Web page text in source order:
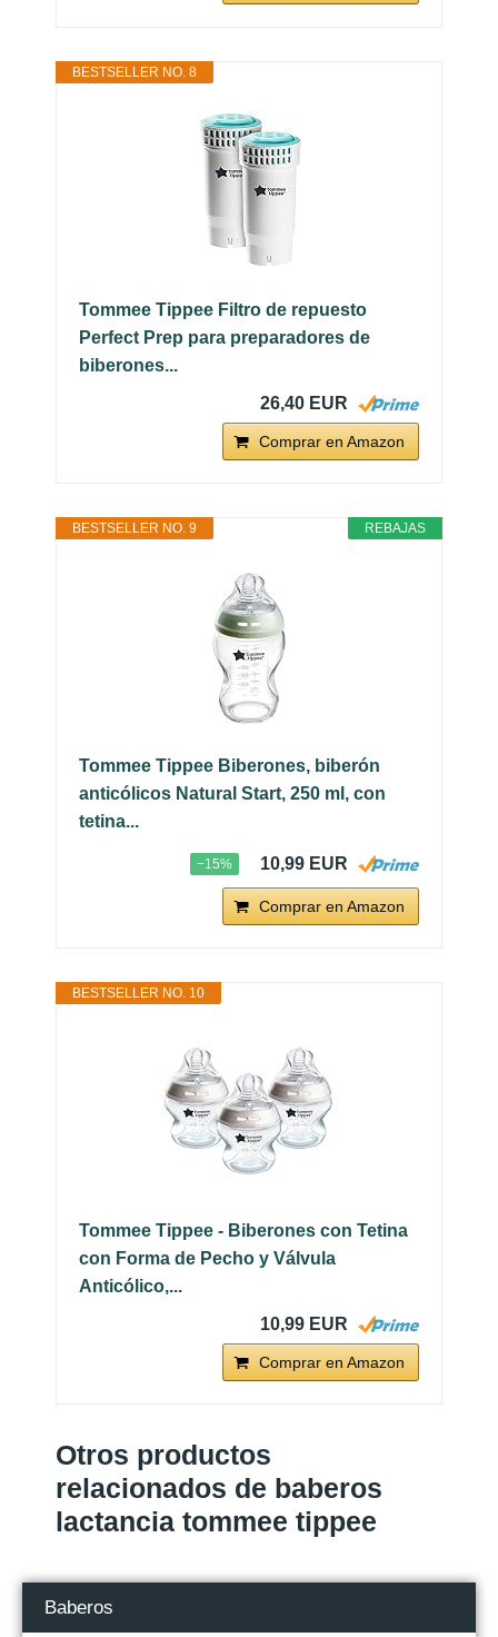
BESTSELLER NO. 8
Tommee Tippee Filtro de repuesto
Perfect Prep para preparadores de
biberones...
26,40 EUR
Comprar en Amazon
REBAJAS
BESTSELLER NO. 9
Tommee Tippee Biberones, biberón
anticólicos Natural Start, 250 ml, con
tetina...
−15% 10,99 EUR
Comprar en Amazon
BESTSELLER NO. 10
Tommee Tippee - Biberones con Tetina
con Forma de Pecho y Válvula
Anticólico,...
10,99 EUR
Comprar en Amazon
Otros productos
relacionados de baberos
lactancia tommee tippee
Baberos